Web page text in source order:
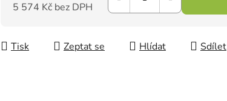
5 574 Kč bez DPH
Tisk
Zeptat se Hlídat Sdílet